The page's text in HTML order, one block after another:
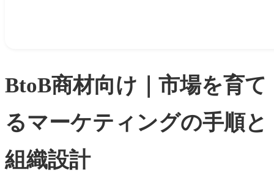
BtoB商材向け｜市場を育て
るマーケティングの手順と
組織設計